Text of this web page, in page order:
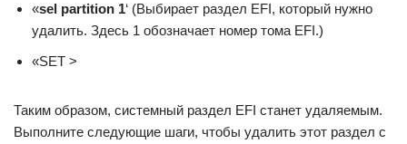
«sel partition 1‘ (Выбирает раздел EFI, который нужно
удалить. Здесь 1 обозначает номер тома EFI.)
«SET >
Таким образом, системный раздел EFI станет удаляемым.
Выполните следующие шаги, чтобы удалить этот раздел с